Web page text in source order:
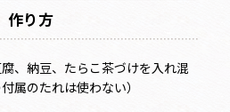
作り方
、納豆、たらこ茶づけを入れ混
属のたれは使わない）